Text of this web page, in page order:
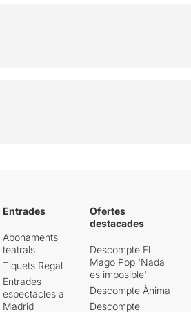
Entrades
Abonaments
teatrals
Tiquets Regal
Entrades
espectacles a
Madrid
Ofertes
destacades
Descompte El
Mago Pop 'Nada
es imposible'
Descompte Ànima
Descompte